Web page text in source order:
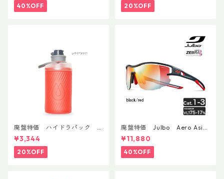
40%OFF 20%OFF
廃盤特価 ハイドラパック
フラックス 750ml
¥3,344
20%OFF
廃盤特価 Julbo Aero Asia
nFit
¥11,880
40%OFF